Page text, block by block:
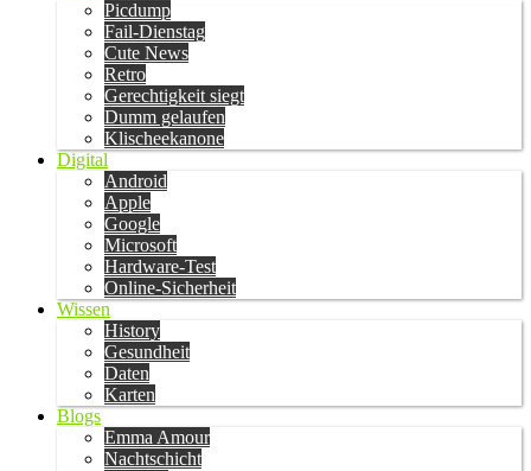
Picdump
Fail-Dienstag
Cute News
Retro
Gerechtigkeit siegt
Dumm gelaufen
Klischeekanone
Digital
Android
Apple
Google
Microsoft
Hardware-Test
Online-Sicherheit
Wissen
History
Gesundheit
Daten
Karten
Blogs
Emma Amour
Nachtschicht